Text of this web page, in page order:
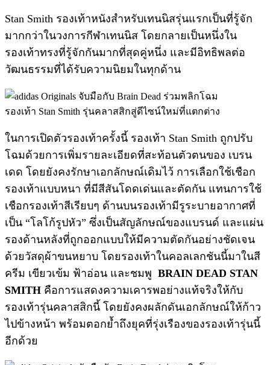
Stan Smith รองเท้าหนังสำหรับเทนนิสรุ่นแรกเป็นที่รู้จัก
มากกว่าในวงการกีฬาเทนนิส โดยกลายเป็นหนึ่งใน
รองเท้าทรงที่รู้จักกันมากที่สุดคู่หนึ่ง และมีอิทธิพลต่อ
วัฒนธรรมที่ได้รับความนิยมในทุกด้าน
ในการเปิดตัวรองเท้าครั้งนี้ รองเท้า Stan Smith ถูกปรับ
โฉมด้วยการเพิ่มรายละเอียดที่สะท้อนตัวตนของ เบรน
เดด โดยยังคงรักษาเอกลักษณ์เดิมไว้ การเลือกใช้เชือก
รองเท้าแบบหนา ที่มีสีสันโดดเด่นและตัดกัน แทนการใช้
เชือกรองเท้าสีเรียบๆ ด้านบนรองเท้ามีรูระบายอากาศที่
เป็น “โลโก้รูปหัว” ซึ่งเป็นสัญลักษณ์ของแบรนด์ และแผ่น
รองด้านหลังที่ถูกออกแบบให้มีความตัดกันอย่างชัดเจน
ด้วยวัสดุผ้าขนหยาบ โดยรองเท้าในคอลเลกชันนี้มาในสี
ครีม เขียวเข้ม ฟ้าอ่อน และชมพู BRAIN DEAD STAN
SMITH คือการแสดงความเคารพอย่างแท้จริงให้กับ
รองเท้ารุ่นคลาสสิกนี้ โดยยังคงผลักดันเอกลักษณ์ให้ก้าว
ไปข้างหน้า พร้อมตอกย้ำถึงยุคที่รุ่งเรืองของรองเท้ารุ่นนี้
อีกด้วย